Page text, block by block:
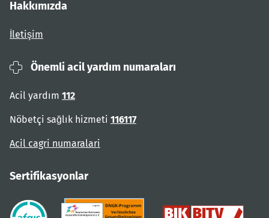
Hakkımızda
İletişim
Önemli acil yardım numaraları
Acil yardım 112
Nöbetçi sağlık hizmeti 116117
Acil cagri numaralari
Sertifikasyonlar